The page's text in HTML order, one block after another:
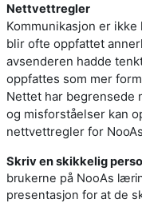
Nettvettregler
Kommunikasjon er
blir ofte oppfattet
avsenderen hadde
oppfattes som mer
Nettet har begrensede
og misforståelser kan
nettvettregler for
Skriv en skikkelig
brukerne på NooAs
presentasjon for at de